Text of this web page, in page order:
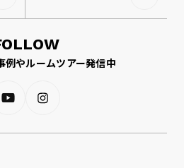
例やルームツアー発信中